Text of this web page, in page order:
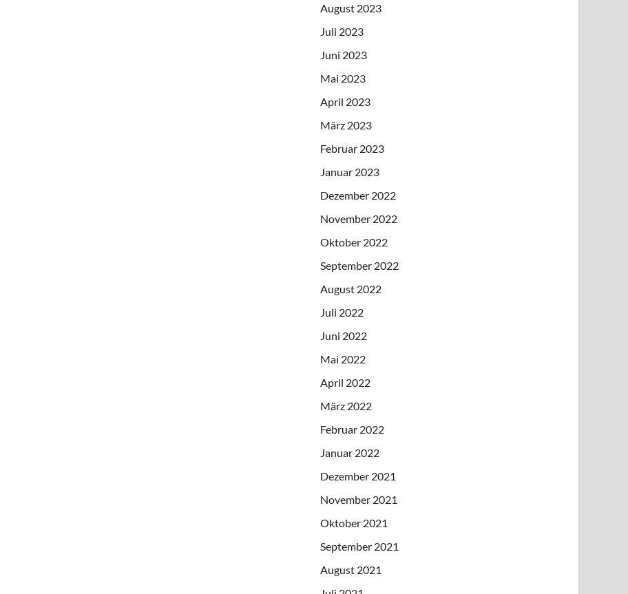
August 2023
Juli 2023
Juni 2023
Mai 2023
April 2023
März 2023
Februar 2023
Januar 2023
Dezember 2022
November 2022
Oktober 2022
September 2022
August 2022
Juli 2022
Juni 2022
Mai 2022
April 2022
März 2022
Februar 2022
Januar 2022
Dezember 2021
November 2021
Oktober 2021
September 2021
August 2021